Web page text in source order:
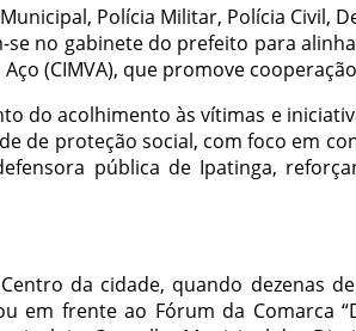
Polícia Militar, Polícia Civil,
no gabinete do prefeito para
(CIMVA), que promove
do acolhimento às vítimas e
de proteção social, com foco em
pública de Ipatinga,
da cidade, quando dezenas
frente ao Fórum da Comarca